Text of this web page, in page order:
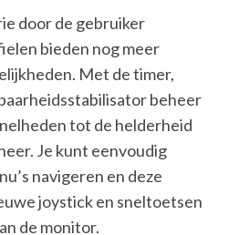
door de gebruiker
bieden nog meer
Met de timer,
beheer
tot de helderheid
Je kunt eenvoudig
navigeren en deze
joystick en sneltoetsen
de monitor.